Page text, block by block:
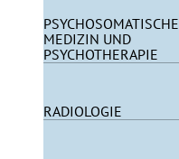
PSYCHOSOMATISCHE
MEDIZIN UND
PSYCHOTHERAPIE
RADIOLOGIE